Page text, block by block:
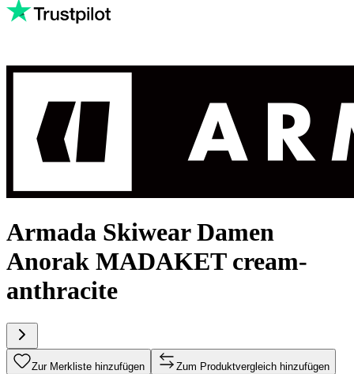
Armada Skiwear Damen
Anorak MADAKET cream-
anthracite
Zur Merkliste hinzufügen Zum Produktvergleich hinzufügen